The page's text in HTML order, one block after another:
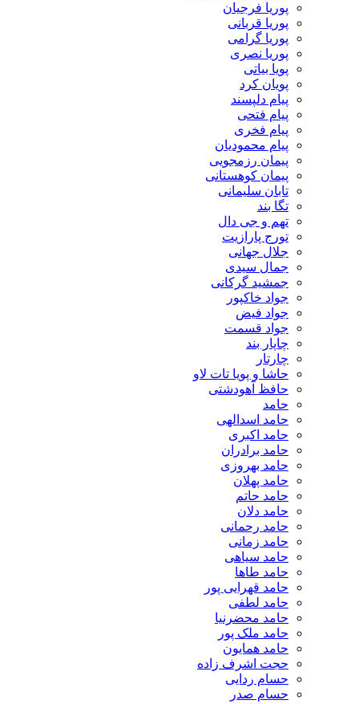
پوریا فرجیان
پوریا قربانی
پوریا گرامی
پوریا نصری
پویا بیاتی
پویان کرد
پیام دلپسند
پیام فتحی
پیام فخری
پیام محمودیان
پیمان رزمجویی
پیمان کوهستانی
تابان سلیمانی
تگا بند
تهم و جی دال
تورج پارازیت
جلال جهانی
جمال سیدی
جمشید گرکانی
جواد خاکپور
جواد فیض
جواد قسمت
چاپار بند
چارتار
حاشا و پویا تات لاو
حافظ آهودشتی
حامد
حامد اسدالهی
حامد اکبری
حامد برادران
حامد بهروزی
حامد پهلان
حامد حاتم
حامد دلان
حامد رحمانی
حامد زمانی
حامد سیاهی
حامد طاها
حامد قهرایی پور
حامد لطفی
حامد محضرنیا
حامد ملک پور
حامد همایون
حجت اشرف زاده
حسام ردایی
حسام صدر